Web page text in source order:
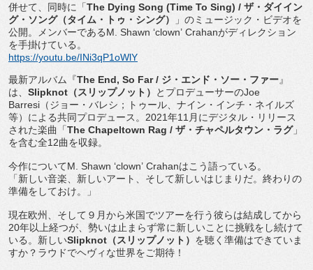
併せて、同時に「The Dying Song (Time To Sing) / ザ・ ダイイン
グ・ソング（タイム・トゥ・シング）
」 のミュージック・ビデオを
公開。メンバーであるM. Shawn ‘clown’ Crahanがディレクション
を手掛けている。
https://youtu.be/INi3qP1oWlY
最新アルバム『The End, So Far / ジ・エンド・ソー・ファー』
は、 Slipknot （スリップノット） とプロデューサーのJoe
Barresi （ジョー・バレシ；トゥール、ナイン・インチ・ ネイルズ
等）による共同プロデュース。 2021年11 月にデジタ ル・リリース
された楽曲「The Chapeltown Rag / ザ・チャペルタウン・ラグ」
を含む全12曲を収録。
今作についてM. Shawn ‘clown’ Crahanはこう語っている。
「新しい音楽、新しいアート、そして新しいはじまりだ。 終わりの
準備をしておけ。」
現在欧州、そして９月から米国でツアーを行う彼らは結成してから
20年以上経つが、 勢いは止まらず常に新しいことに挑戦をし続けて
いる。新しいSlipknot （スリップノット） を聴く準備はできていま
すか？ ラウドでヘヴィな世界をご期待！